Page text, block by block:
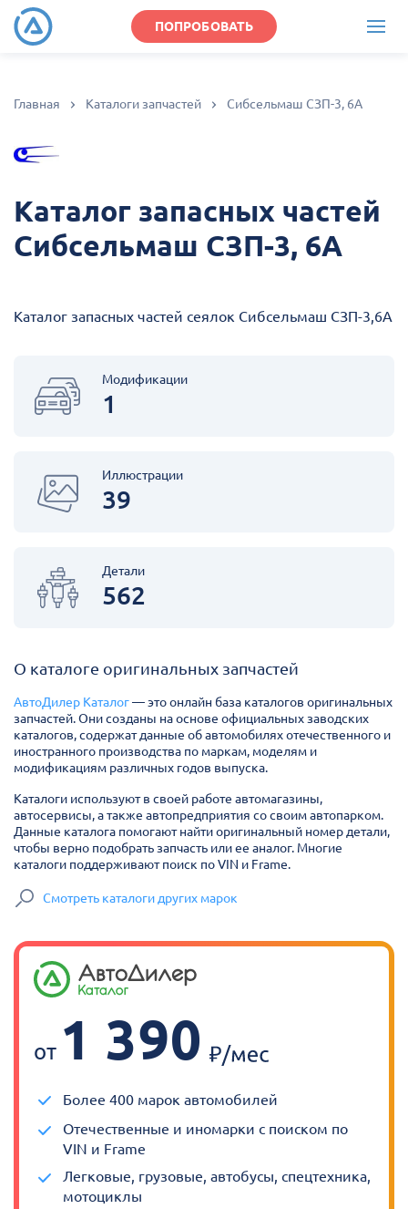
ПОПРОБОВАТЬ
Главная Каталоги запчастей Сибсельмаш СЗП-3, 6А
Каталог запасных частей
Сибсельмаш СЗП-3, 6А
Каталог запасных частей сеялок Сибсельмаш СЗП-3,6А
Модификации
1
Иллюстрации
39
Детали
562
О каталоге оригинальных запчастей
АвтоДилер Каталог— это онлайн база каталогов оригинальных
запчастей. Они созданы на основе официальных заводских
каталогов, содержат данные об автомобилях отечественного и
иностранного производства по маркам, моделям и
модификациям различных годов выпуска.
Каталоги используют в своей работе автомагазины,
автосервисы, а также автопредприятия со своим автопарком.
Данные каталога помогают найти оригинальный номер детали,
чтобы верно подобрать запчасть или ее аналог. Многие
каталоги поддерживают поиск по VIN и Frame.
Смотреть каталоги других марок
от 1 390
Более 400 марок автомобилей
Отечественные и иномарки с поиском по
VIN и Frame
Легковые, грузовые, автобусы, спецтехника,
мотоциклы